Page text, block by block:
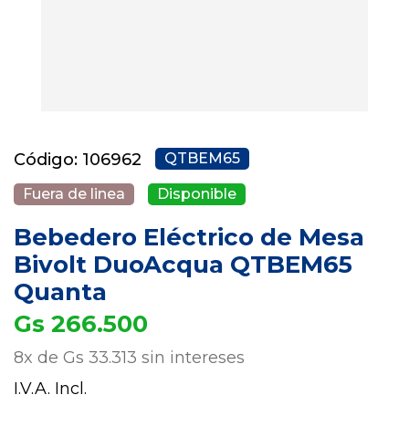
Código: 106962 QTBEM65
Fuera de linea Disponible
Bebedero Eléctrico de Mesa
Bivolt DuoAcqua QTBEM65
Quanta
Gs 266.500
8x de Gs 33.313 sin intereses
I.V.A. Incl.